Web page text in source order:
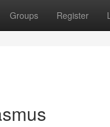
Groups Register